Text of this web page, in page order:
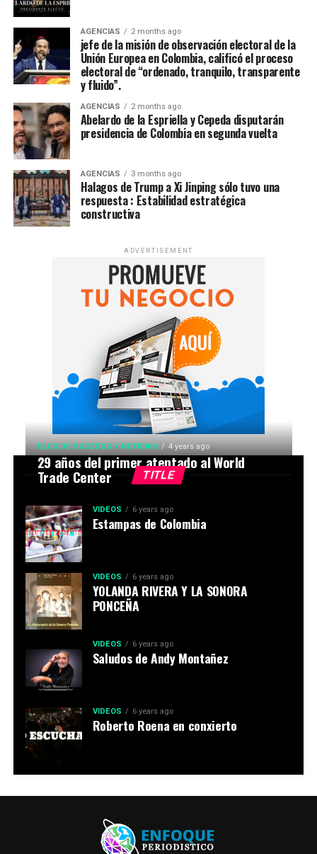
AGENCIAS 2 months ago
jefe de la misión de observación electoral de la
Unión Europea en Colombia, calificó el proceso
electoral de “ordenado, tranquilo, transparente
y fluido”.
AGENCIAS 2 months ago
Abelardo de la Espriella y Cepeda disputarán
presidencia de Colombia en segunda vuelta
AGENCIAS 3 months ago
Halagos de Trump a Xi Jinping sólo tuvo una
respuesta : Estabilidad estratégica
constructiva
ADVERTISEMENT
TITLE
BLOG DE SUCESOS Y NOTICIAS 4 years ago
29 años del primer atentado al World
Trade Center
VIDEOS 6 years ago
Estampas de Colombia
VIDEOS 6 years ago
YOLANDA RIVERA Y LA SONORA
PONCEÑA
VIDEOS 6 years ago
Saludos de Andy Montañez
VIDEOS 6 years ago
Roberto Roena en conxierto